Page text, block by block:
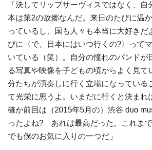
「決してリップサーヴィスではなく、自
本は第2の故郷なんだ。来日のたびに温
っているし、国も人々も本当に大好きだ
びに〈で、日本にはいつ行くの?〉って
いている（笑）。自分の憧れのバンドが
る写真や映像を子どもの頃からよく見て
分たちが演奏しに行く立場になっている
て光栄に思うよ。いまだに行くと決まれ
確か前回は（2015年5月の）渋谷 duo
ったよね? あれは最高だった。これま
でも僕のお気に入りの一つだ」